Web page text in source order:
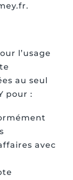
l’usage
au seul
pour :
avec